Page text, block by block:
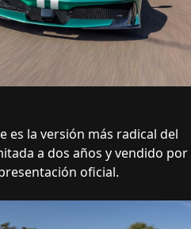
es la versión más radical del
a dos años y vendido por
oficial.